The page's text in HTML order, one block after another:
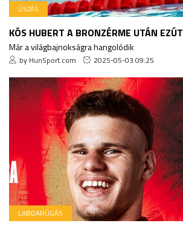
ÚSZÁS
KÓS HUBERT A BRONZÉRME UTÁN
Már a világbajnokságra hangolódik
by HunSport.com 2025-05-03 09:25
LABDARÚGÁS